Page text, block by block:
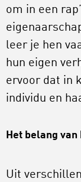
om in een
leer je hen
hun eigen
ervoor dat in
individu en
Het belang
Uit